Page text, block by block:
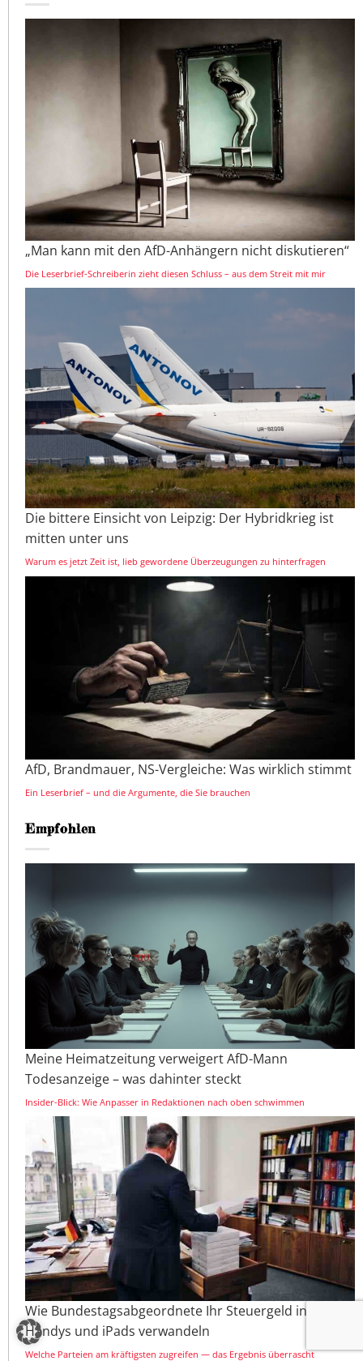
„Man kann mit den AfD-Anhängern nicht diskutieren“
Die Leserbrief-Schreiberin zieht diesen Schluss – aus dem Streit mit mir
Die bittere Einsicht von Leipzig: Der Hybridkrieg ist
mitten unter uns
Warum es jetzt Zeit ist, lieb gewordene Überzeugungen zu hinterfragen
AfD, Brandmauer, NS-Vergleiche: Was wirklich stimmt
Ein Leserbrief – und die Argumente, die Sie brauchen
Empfohlen
Meine Heimatzeitung verweigert AfD-Mann
Todesanzeige – was dahinter steckt
Insider-Blick: Wie Anpasser in Redaktionen nach oben schwimmen
Wie Bundestagsabgeordnete Ihr Steuergeld in
Handys und iPads verwandeln
Welche Parteien am kräftigsten zugreifen — das Ergebnis überrascht